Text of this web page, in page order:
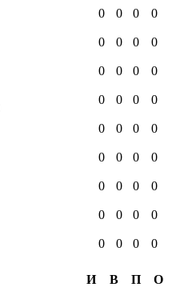
0 0 0 0
0 0 0 0
0 0 0 0
0 0 0 0
0 0 0 0
0 0 0 0
0 0 0 0
0 0 0 0
0 0 0
0
И В П
О